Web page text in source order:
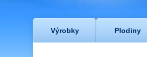
Výrobky Plodiny